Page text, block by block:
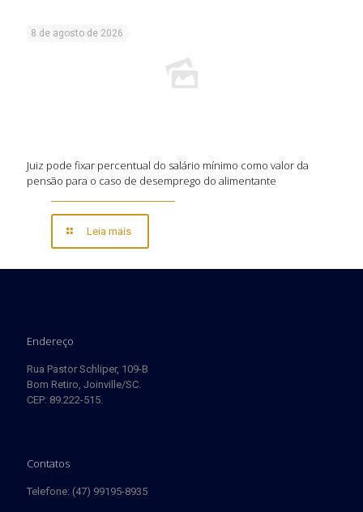
8 de agosto de 2026
Juiz pode fixar percentual do salário mínimo como valor da
pensão para o caso de desemprego do alimentante
Leia mais
Endereço
Rua Pastor Schliper, 109-B
Bom Retiro, Joinville/SC.
CEP: 89.222-515.
Contatos
Telefone: (47) 99195-8935